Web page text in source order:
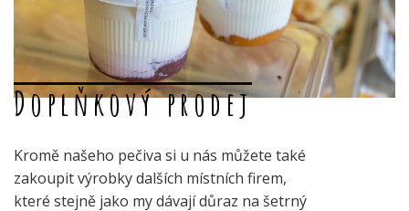
Doplňkový prodej
Kromě našeho pečiva si u nás můžete také
zakoupit výrobky dalších místních firem,
které stejně jako my dávají důraz na šetrný